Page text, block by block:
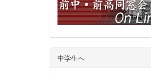
中学生へ